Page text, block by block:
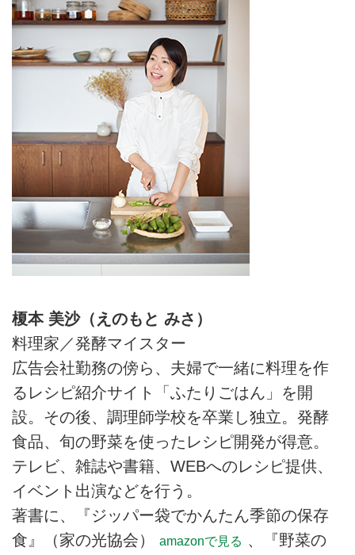
榎本 美沙（えのもと みさ）
料理家／発酵マイスター
広告会社勤務の傍ら、夫婦で一緒に料理を作
るレシピ紹介サイト「ふたりごはん」を開
設。その後、調理師学校を卒業し独立。発酵
食品、旬の野菜を使ったレシピ開発が得意。
テレビ、雑誌や書籍、WEBへのレシピ提供、
イベント出演などを行う。
著書に、『ジッパー袋でかんたん季節の保存
食』（家の光協会）
amazonで見る 、『野菜の